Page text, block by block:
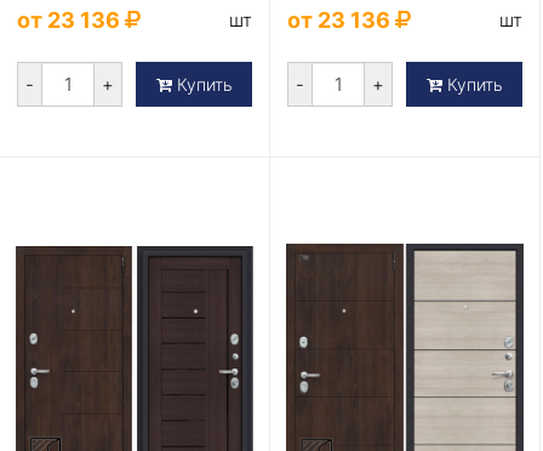
от 23 136 шт
- + Купить
от 23 136 шт
- + Купить